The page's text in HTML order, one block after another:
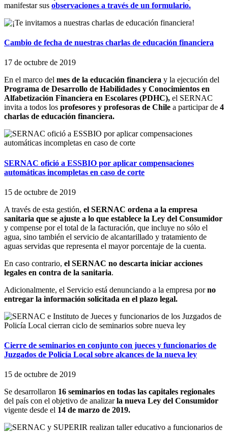
manifestar sus observaciones a través de un formulario.
Cambio de fecha de nuestras charlas de educación financiera
17 de octubre de 2019
En el marco del mes de la educación financiera y la ejecución del
Programa de Desarrollo de Habilidades y Conocimientos en
Alfabetización Financiera en Escolares (PDHC), el SERNAC
invita a todos los profesores y profesoras de Chile a participar de 4
charlas de educación financiera.
SERNAC ofició a ESSBIO por aplicar compensaciones
automáticas incompletas en caso de corte
15 de octubre de 2019
A través de esta gestión, el SERNAC ordena a la empresa
sanitaria que se ajuste a lo que establece la Ley del Consumidor
y compense por el total de la facturación, que incluye no sólo el
agua, sino también el servicio de alcantarillado y tratamiento de
aguas servidas que representa el mayor porcentaje de la cuenta.
En caso contrario, el SERNAC no descarta iniciar acciones
legales en contra de la sanitaria.
Adicionalmente, el Servicio está denunciando a la empresa porno
entregar la información solicitada en el plazo legal.
Cierre de seminarios en conjunto con jueces y funcionarios de
Juzgados de Policía Local sobre alcances de la nueva ley
15 de octubre de 2019
Se desarrollaron 16 seminarios en todas las capitales regionales
del país con el objetivo de analizarla nueva Ley del Consumidor
vigente desde el 14 de marzo de 2019.